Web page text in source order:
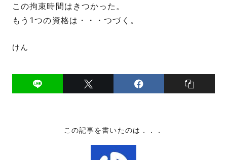
この拘束時間はきつかった。
もう1つの資格は・・・つづく。
けん
この記事を書いたのは．．．